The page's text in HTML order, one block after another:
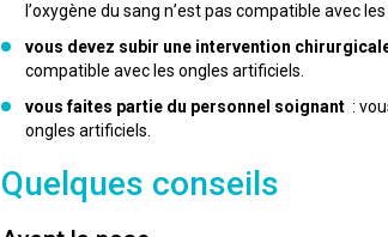
l’oxygène du sang n’est pas compatible avec
vous devez subir une intervention
compatible avec les ongles artificiels.
vous faites partie du personnel soignant :
ongles artificiels.
Quelques conseils